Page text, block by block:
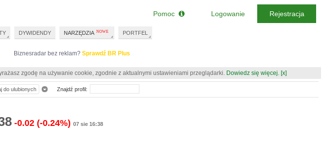
Biznesradar bez reklam? Sprawdź BR Plus
zgodę na używanie cookie, zgodnie z aktualnymi ustawieniami przeglądarki. Dowiedz się więcej. [x]
-0.02 (-0.24%) 07 sie 16:38
do ulubionych Znajdź profil:
DYWIDENDY NARZĘDZIA PORTFEL
Pomoc Logowanie Rejestracja